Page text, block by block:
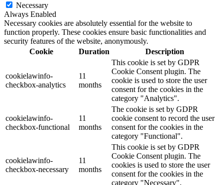
Necessary
Always Enabled
Necessary cookies are absolutely essential for the website to
function properly. These cookies ensure basic functionalities and
security features of the website, anonymously.
Cookie
Duration Description
cookielawinfo-
checkbox-analytics
11
months
This cookie is set by GDPR
Cookie Consent plugin. The
cookie is used to store the user
consent for the cookies in the
category "Analytics".
cookielawinfo-
checkbox-functional
11
months
The cookie is set by GDPR
cookie consent to record the user
consent for the cookies in the
category "Functional".
cookielawinfo-
checkbox-necessary
11
months
This cookie is set by GDPR
Cookie Consent plugin. The
cookies is used to store the user
consent for the cookies in the
category "Necessary".